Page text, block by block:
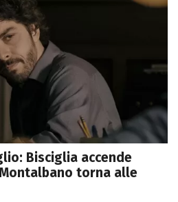
Bisciglia accende
torna alle